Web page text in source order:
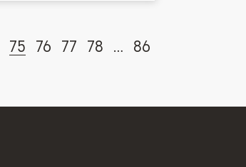
75 76 77 78 … 86